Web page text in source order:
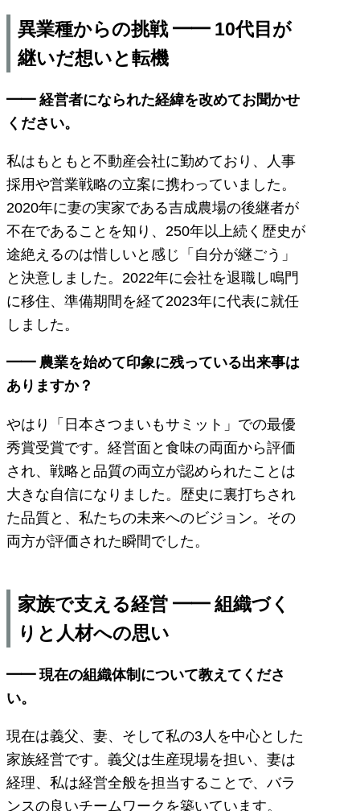
異業種からの挑戦 ━━ 10代目が
継いだ想いと転機
━━ 経営者になられた経緯を改めてお聞かせ
ください。
私はもともと不動産会社に勤めており、人事
採用や営業戦略の立案に携わっていました。
2020年に妻の実家である吉成農場の後継者が
不在であることを知り、250年以上続く歴史が
途絶えるのは惜しいと感じ「自分が継ごう」
と決意しました。2022年に会社を退職し鳴門
に移住、準備期間を経て2023年に代表に就任
しました。
━━ 農業を始めて印象に残っている出来事は
ありますか？
やはり「日本さつまいもサミット」での最優
秀賞受賞です。経営面と食味の両面から評価
され、戦略と品質の両立が認められたことは
大きな自信になりました。歴史に裏打ちされ
た品質と、私たちの未来へのビジョン。その
両方が評価された瞬間でした。
家族で支える経営 ━━ 組織づく
りと人材への思い
━━ 現在の組織体制について教えてくださ
い。
現在は義父、妻、そして私の3人を中心とした
家族経営です。義父は生産現場を担い、妻は
経理、私は経営全般を担当することで、バラ
ンスの良いチームワークを築いています。